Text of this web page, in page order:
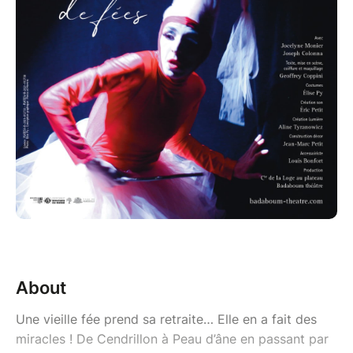
About
Une vieille fée prend sa retraite… Elle en a fait des
miracles ! De Cendrillon à Peau d’âne en passant par